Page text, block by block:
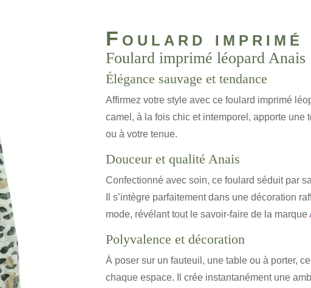
Foulard
Foulard imprimé léopard Anais
Élégance sauvage et tendance
Affirmez votre style avec ce foulard imprimé
camel, à la fois chic et intemporel, apporte une
ou à votre tenue.
Douceur et qualité Anais
Confectionné avec soin, ce foulard séduit par
Il s’intègre parfaitement dans une décoration
mode, révélant tout le savoir-faire de la marque
Polyvalence et décoration
À poser sur un fauteuil, une table ou à porter,
chaque espace. Il crée instantanément une